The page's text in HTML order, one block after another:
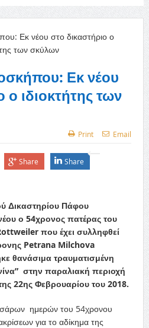
Εκ νέου
ο ιδιοκτήτης των
Print Email
Share Share
Δικαστηρίου Πάφου
ο 54χρονος πατέρας του
που έχει συλληφθεί
Petrana Milchova
θανάσιμα τραυματισμένη
στην παραλιακή περιοχή
22ης Φεβρουαρίου του 2018.
ημερών του 54χρονου
για το αδίκημα της